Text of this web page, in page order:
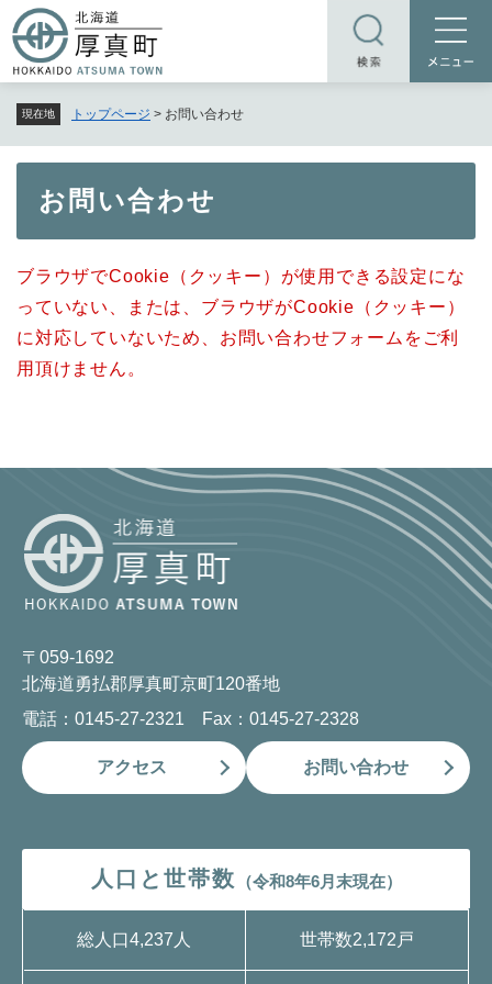
ー
ジ
頭
で
現在地 トップページ > お問い合わせ
お問い合わせ
ブラウザでCookie（クッキー）が使用できる設定にな
っていない、または、ブラウザがCookie（クッキー）
に対応していないため、お問い合わせフォームをご利
用頂けません。
〒059-1692
北海道勇払郡厚真町京町120番地
電話：0145-27-2321 Fax：0145-27-2328
アクセス お問い合わせ
人口と世帯数 （令和8年6月末現在）
総人口4,237人 世帯数2,172戸